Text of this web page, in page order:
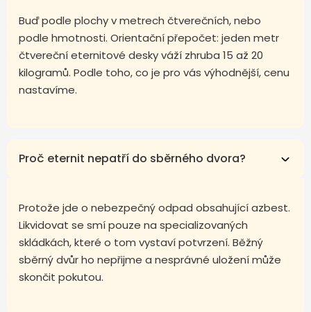
Buď podle plochy v metrech čtverečních, nebo
podle hmotnosti. Orientační přepočet: jeden metr
čtvereční eternitové desky váží zhruba 15 až 20
kilogramů. Podle toho, co je pro vás výhodnější, cenu
nastavíme.
Proč eternit nepatří do sběrného dvora?
Protože jde o nebezpečný odpad obsahující azbest.
Likvidovat se smí pouze na specializovaných
skládkách, které o tom vystaví potvrzení. Běžný
sběrný dvůr ho nepřijme a nesprávné uložení může
skončit pokutou.